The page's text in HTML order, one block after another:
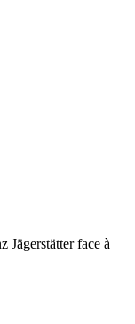
Jägerstätter face à